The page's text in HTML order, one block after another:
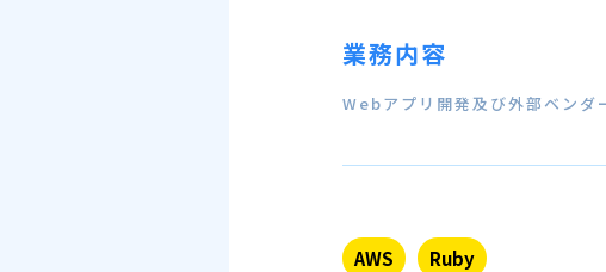
業務内容
Webアプリ開発及び外部ベンダ
AWS Ruby